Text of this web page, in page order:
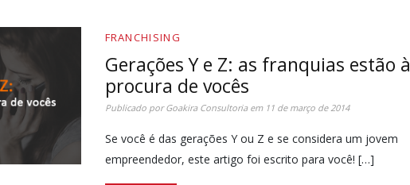
FRANCHISING
Gerações Y e Z: as franquias estão à
procura de vocês
Publicado porGoakira Consultoriaem 11 de março de 2014
Se você é das gerações Y ou Z e se considera um jovem
empreendedor, este artigo foi escrito para você! […]